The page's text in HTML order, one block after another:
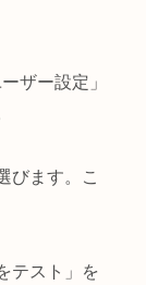
ザー設定」
びます。こ
テスト」を